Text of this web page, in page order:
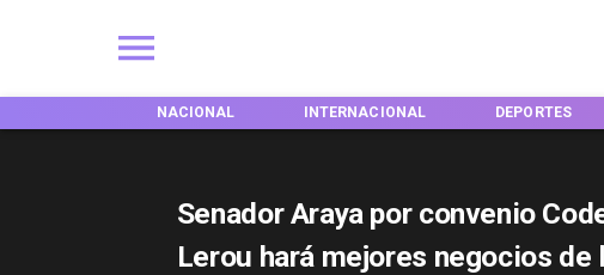
NACIONAL INTERNACIONAL DEPORTES
Senador Araya por convenio
Lerou hará mejores negocios